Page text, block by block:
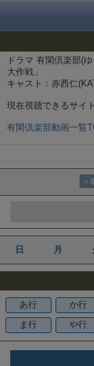
ドラマ 有閑倶楽部(
大作戦」
キャスト：赤西仁
現在視聴できるサイ
有閑倶楽部動画一覧
<
日 月
あ行 か行
ま行
や行